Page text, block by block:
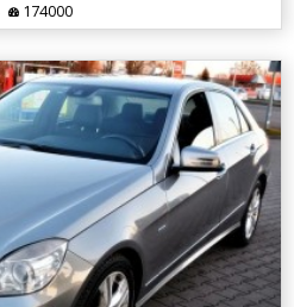
174000